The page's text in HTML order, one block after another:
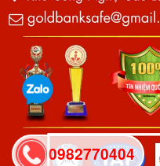
0982770404